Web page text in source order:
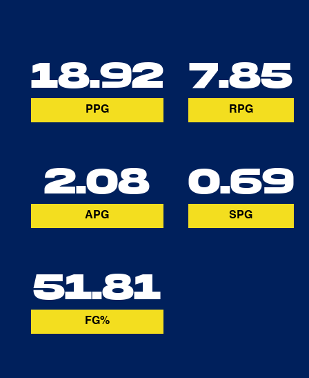
18.92
PPG
7.85
RPG
2.08
APG
0.69
SPG
51.81
FG%